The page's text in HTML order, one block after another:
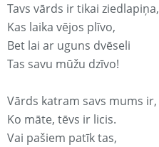
Tavs vārds ir tikai ziedlapiņa,
Kas laika vējos plīvo,
Bet lai ar uguns dvēseli
Tas savu mūžu dzīvo!
Vārds katram savs mums ir,
Ko māte, tēvs ir licis.
Vai pašiem patīk tas,